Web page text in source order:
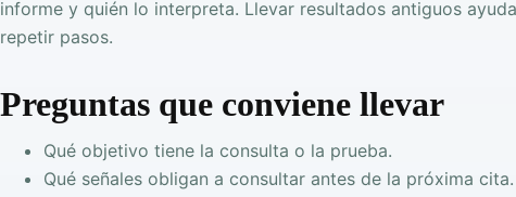
informe y quién lo interpreta. Llevar resultados antiguos
repetir pasos.
Preguntas que conviene llevar
Qué objetivo tiene la consulta o la prueba.
Qué señales obligan a consultar antes de la próxima cita.